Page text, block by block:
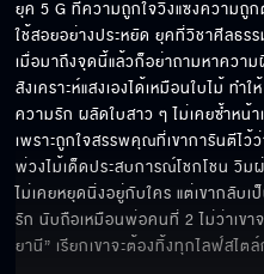
ยุค 5 G ที่ความถูกใจวิ่งแซงความถู
ใช้สอยอย่างประหยัด ยุคที่วิชาศีลธ
เมื่อมาถึงจุดนี้แล้วก็อย่าถามหาควา
สังเคราะห์แสงเองได้เหมือนใบไม้ ทำ
ความรัก ผลัดใบสาว ๆ ไม่เคยซ้ำหน้
เพราะถูกใจสรรพคุณที่เขาการันตีไ
พ่วงไม้เด็ดประสบการณ์โชกโชน วิม
ไม่เคยหยุดนิ่งอยู่กับใคร แต่เขากลับ
รัก นับถือเหมือนพ่อคนที่ 2 ไม่ว่าเขา
ยานี” เรียกเขาจะต้องทิ้งทุกไลฟ์สไต